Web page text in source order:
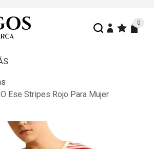
0
Ese Stripes Rojo Para Mujer